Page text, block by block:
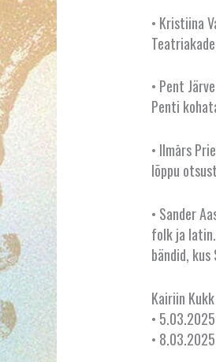
• Kristiina
• Pent
Penti
• Ilmārs
lõppu
• Sander
folk ja
bändid,
Kairiin
•
•